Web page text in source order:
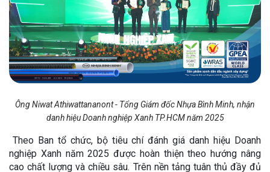
Ông Niwat Athiwattananont - Tổng Giám đốc Nhựa Bình Minh, nhận
danh hiệu Doanh nghiệp Xanh TP.HCM năm 2025
Theo Ban tổ chức, bộ tiêu chí đánh giá danh hiệu Doanh
nghiệp Xanh năm 2025 được hoàn thiện theo hướng nâng
cao chất lượng và chiều sâu. Trên nền tảng tuân thủ đầy đủ